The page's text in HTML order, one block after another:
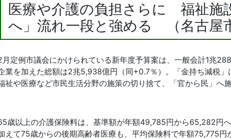
医療や介護の負担さらに 福祉施
へ」流れ一段と強める （名古屋
月定例市議会にかけられている新年度予算案は、一般会計1兆
業を加えた総額は2兆5,938億円（同+0.7％）。「金持ち減税」
祉や医療など市民生活分野の施策の切り捨て、「官から民」へ
歳以上の介護保険料は、基準額が年額49,785円から65,282円へ
えて75歳からの後期高齢者医療も、平均保険料で年額75,775円